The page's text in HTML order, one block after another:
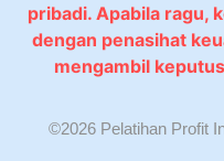
pribadi. Apabila ragu,
dengan penasihat
mengambil
©2026 Pelatihan Profit